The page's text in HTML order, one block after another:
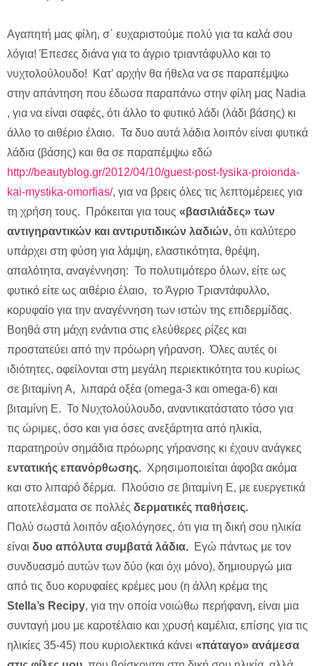
Αγαπητή μας φίλη, σ΄ ευχαριστούμε πολύ για τα καλά σου
λόγια! Έπεσες διάνα για το άγριο τριαντάφυλλο και το
νυχτολούλουδο! Κατ’ αρχήν θα ήθελα να σε παραπέμψω
στην απάντηση που έδωσα παραπάνω στην φίλη μας Nadia
, για να είναι σαφές, ότι άλλο το φυτικό λάδι (λάδι βάσης) κι
άλλο το αιθέριο έλαιο. Τα δυο αυτά λάδια λοιπόν είναι φυτικά
λάδια (βάσης) και θα σε παραπέμψω εδώ
http://beautyblog.gr/2012/04/10/guest-post-fysika-proionda-
kai-mystika-omorfias/, για να βρεις όλες τις λεπτομέρειες για
τη χρήση τους. Πρόκειται για τους «βασιλιάδες» των
αντιγηραντικών και αντιρυτιδικών λαδιών, ότι καλύτερο
υπάρχει στη φύση για λάμψη, ελαστικότητα, θρέψη,
απαλότητα, αναγέννηση: Το πολυτιμότερο όλων, είτε ως
φυτικό είτε ως αιθέριο έλαιο, το Άγριο Τριαντάφυλλο,
κορυφαίο για την αναγέννηση των ιστών της επιδερμίδας.
Βοηθά στη μάχη ενάντια στις ελεύθερες ρίζες και
προστατεύει από την πρόωρη γήρανση. Όλες αυτές οι
ιδιότητες, οφείλονται στη μεγάλη περιεκτικότητα του κυρίως
σε βιταμίνη Α, λιπαρά οξέα (omega-3 και omega-6) και
βιταμίνη Ε. Το Νυχτολούλουδο, αναντικατάστατο τόσο για
τις ώριμες, όσο και για όσες ανεξάρτητα από ηλικία,
παρατηρούν σημάδια πρόωρης γήρανσης κι έχουν ανάγκες
εντατικής επανόρθωσης. Χρησιμοποιείται άφοβα ακόμα
και στο λιπαρό δέρμα. Πλούσιο σε βιταμίνη Ε, με ευεργετικά
αποτελέσματα σε πολλές δερματικές παθήσεις.
Πολύ σωστά λοιπόν αξιολόγησες, ότι για τη δική σου ηλικία
είναι δυο απόλυτα συμβατά λάδια. Εγώ πάντως με τον
συνδυασμό αυτών των δύο (και όχι μόνο), δημιουργώ μια
από τις δυο κορυφαίες κρέμες μου (η άλλη κρέμα της
Stella’s Recipy, για την οποία νοιώθω περήφανη, είναι μια
συνταγή μου με καροτέλαιο και χρυσή καμέλια, επίσης για τις
ηλικίες 35-45) που κυριολεκτικά κάνει «πάταγο» ανάμεσα